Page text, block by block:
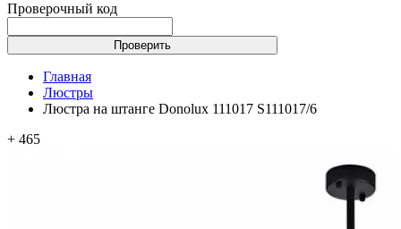
Проверочный код
Проверить
Главная
Люстры
Люстра на штанге Donolux 111017 S111017/6
+ 465